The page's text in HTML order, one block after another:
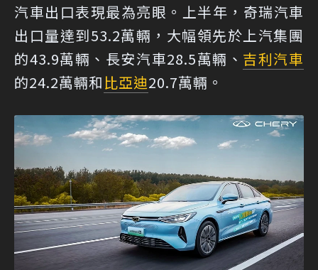
汽車出口表現最為亮眼。上半年，奇瑞汽車
出口量達到53.2萬輛，大幅領先於上汽集團
的43.9萬輛、長安汽車28.5萬輛、 吉利汽車
的24.2萬輛和 比亞迪20.7萬輛。